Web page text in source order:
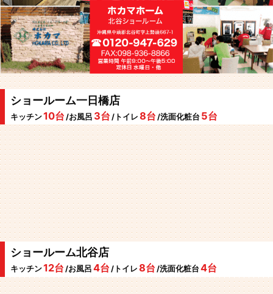
ショールーム一日橋店
キッチン10台 /お風呂 3台 /トイレ 8台 /洗面化粧台 5台
ショールーム北谷店
キッチン12台 /お風呂 4台 /トイレ 8台 /洗面化粧台 4台